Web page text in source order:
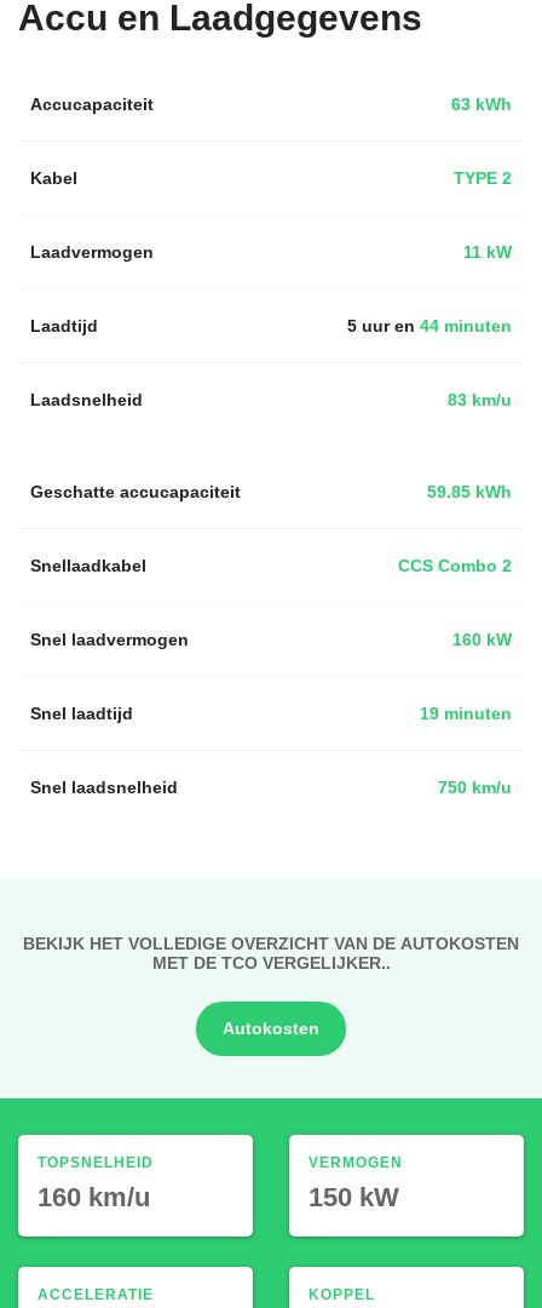
Accu en Laadgegevens
Accucapaciteit 63 kWh
Kabel TYPE 2
Laadvermogen 11 kW
Laadtijd 5 uur en 44 minuten
Laadsnelheid 83 km/u
59.85 kWh
Geschatte accucapaciteit
Snellaadkabel CCS Combo 2
Snel laadvermogen 160 kW
Snel laadtijd 19 minuten
Snel laadsnelheid 750 km/u
BEKIJK HET VOLLEDIGE OVERZICHT VAN DE AUTOKOSTEN
MET DE TCO VERGELIJKER..
Autokosten
TOPSNELHEID
160 km/u
ACCELERATIE
VERMOGEN
150 kW
KOPPEL